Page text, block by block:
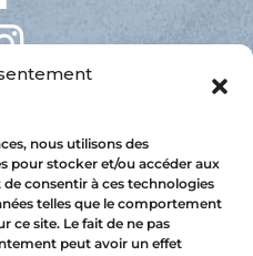
nous utilisons des
pour stocker et/ou accéder aux
consentir à ces technologies
telles que le comportement
ce site. Le fait de ne pas
peut avoir un effet